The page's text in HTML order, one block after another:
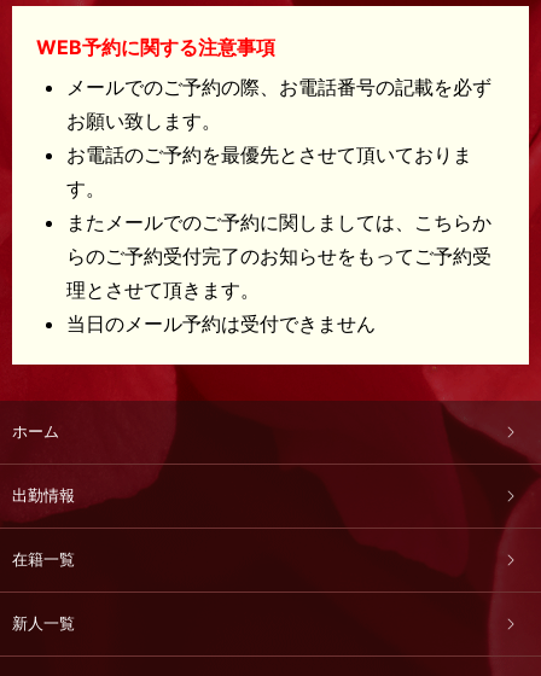
WEB予約に関する注意事項
メールでのご予約の際、お電話番号の記載を必ず
お願い致します。
お電話のご予約を最優先とさせて頂いておりま
す。
またメールでのご予約に関しましては、こちらか
らのご予約受付完了のお知らせをもってご予約受
理とさせて頂きます。
当日のメール予約は受付できません
ホーム
出勤情報
在籍一覧
新人一覧